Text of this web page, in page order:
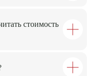
стоимость